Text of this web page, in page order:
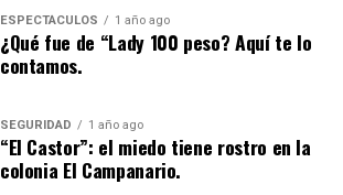
ESPECTÁCULOS 1 año ago
¿Qué fue de “Lady 100 peso? Aquí te lo
contamos.
SEGURIDAD 1 año ago
“El Castor”: el miedo tiene rostro en la
colonia El Campanario.